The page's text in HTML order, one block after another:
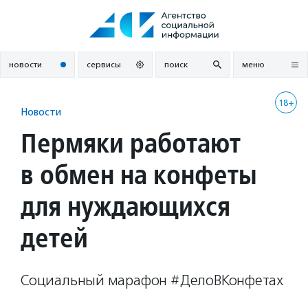
новости сервисы поиск меню
18+
Новости
Пермяки работают
в обмен на конфеты
для нуждающихся
детей
Социальный марафон #ДелоВКонфетах